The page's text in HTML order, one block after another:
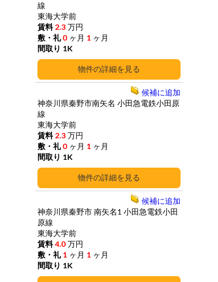
詳細
線
東海大学前
2.3 万円
0 ヶ月 1 ヶ月
1K
詳細
神奈川県秦野市南矢名 小田急電鉄小田原
線
東海大学前
2.3 万円
0 ヶ月 1 ヶ月
1K
候補に追加
神奈川県秦野市 南矢名1 小田急電鉄小田
原線
東海大学前
4.0 万円
1 ヶ月 1 ヶ月
1K
候補に追加